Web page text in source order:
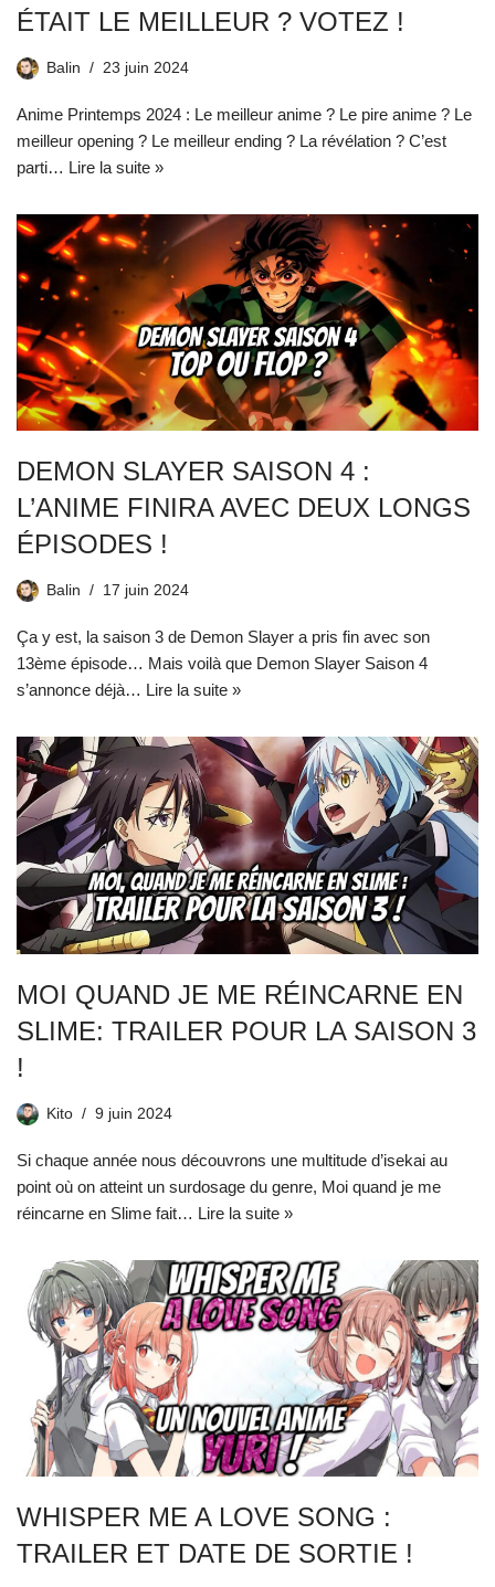
ÉTAIT LE MEILLEUR ? VOTEZ !
Balin 23 juin 2024
Anime Printemps 2024 : Le meilleur anime ? Le pire anime ? Le
meilleur opening ? Le meilleur ending ? La révélation ? C’est
parti… Lire la suite »
DEMON SLAYER SAISON 4 :
L’ANIME FINIRA AVEC DEUX LONGS
ÉPISODES !
Balin 17 juin 2024
Ça y est, la saison 3 de Demon Slayer a pris fin avec son
13ème épisode… Mais voilà que Demon Slayer Saison 4
s’annonce déjà… Lire la suite »
MOI QUAND JE ME RÉINCARNE EN
SLIME: TRAILER POUR LA SAISON 3
!
Kito 9 juin 2024
Si chaque année nous découvrons une multitude d’isekai au
point où on atteint un surdosage du genre, Moi quand je me
réincarne en Slime fait… Lire la suite »
WHISPER ME A LOVE SONG :
TRAILER ET DATE DE SORTIE !